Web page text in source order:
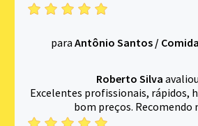
para Antônio Santos /
Roberto Silva
Excelentes profissionais, rápidos,
bom preços. Recomendo